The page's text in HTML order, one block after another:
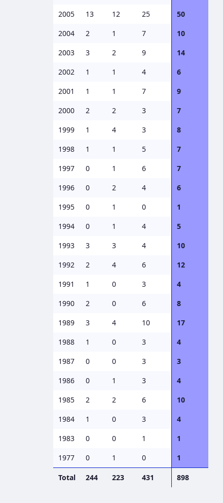
2005
13 12 25
50
2004
2 1 7
10
2003
3 2 9
14
2002
1 1 4
6
2001
1 1 7
9
2000
2 2 3
7
1999
1 4 3
8
1998
1 1 5
7
1997
0 1 6
7
1996
0 2 4
6
1995
0 1 0
1
1994
0 1 4
5
1993
3 3 4
10
1992
2 4 6
12
1991
1 0 3
4
1990
2 0 6
8
1989
3 4 10
17
1988
1 0 3
4
1987
0 0 3
3
1986
0 1 3
4
1985
2 2 6
10
1984
1 0 3
4
1983
0 0 1
1
1977
0 1 0 1
Total 244 223 431 898